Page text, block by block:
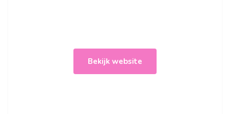
Bekijk website